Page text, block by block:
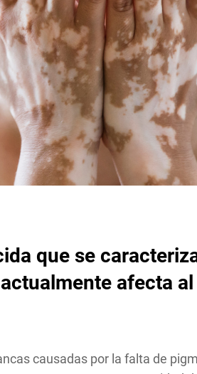
que se
afecta
causadas por la falta de